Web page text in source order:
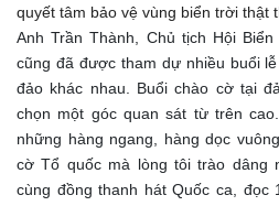
quyết tâm bảo vệ vùng biển trời thật
Anh Trần Thành, Chủ tịch Hội
cũng đã được tham dự nhiều buổi
đảo khác nhau. Buổi chào cờ tại
chọn một góc quan sát từ trên
những hàng ngang, hàng dọc
cờ Tổ quốc mà lòng tôi trào dâng
cùng đồng thanh hát Quốc ca,